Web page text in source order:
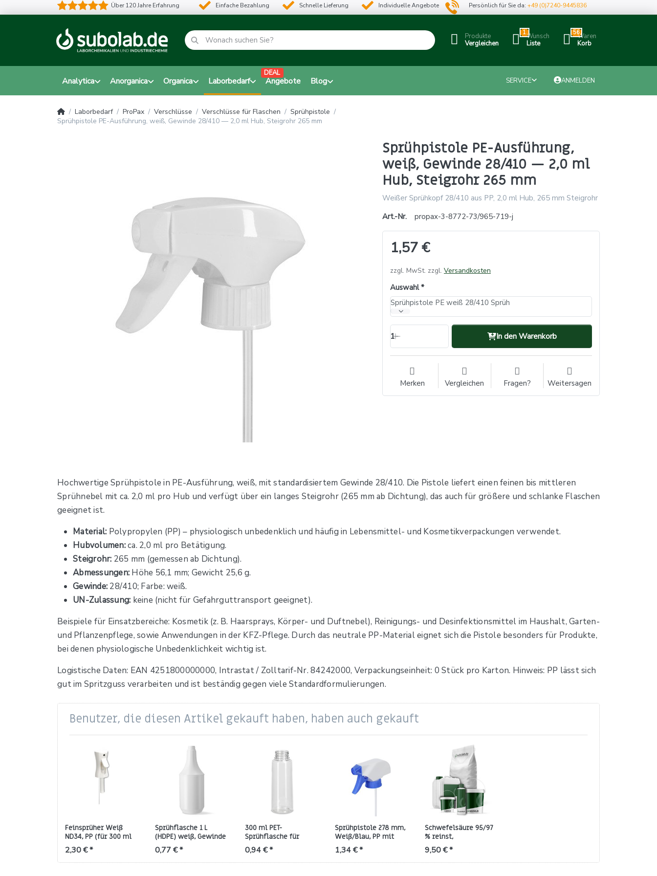
Über 120 Jahre Erfahrung Einfache Bezahlung Schnelle Lieferung Individuelle Angebote Persönlich für Sie da:+49 (0)7240-9445836
Produkte
Vergleichen
1Wunsch
Liste
56Waren
Korb
Analytica Anorganica Organica Laborbedarf Angebote
DEAL
Blog SERVICE ANMELDEN
Laborbedarf ProPax Verschlüsse Verschlüsse für Flaschen
Sprühpistole
Sprühpistole PE-Ausführung, weiß, Gewinde 28/410 — 2,0 ml Hub, Steigrohr 265 mm
Sprühpistole PE-Ausführung,
weiß, Gewinde 28/410 — 2,0 ml
Hub, Steigrohr 265 mm
Weißer Sprühkopf 28/410 aus PP, 2,0 ml Hub, 265 mm Steigrohr
Art.-Nr.
propax-3-8772-73/965-719-j
1,57 €
zzgl. MwSt. zzgl. Versandkosten
Auswahl
Sprühpistole PE weiß 28/410 Sprüh
1 In den Warenkorb
Merken Vergleichen Fragen? Weitersagen
Hochwertige Sprühpistole in PE-Ausführung, weiß, mit standardisiertem Gewinde 28/410. Die Pistole liefert einen feinen bis mittleren
Sprühnebel mit ca. 2,0 ml pro Hub und verfügt über ein langes Steigrohr (265 mm ab Dichtung), das auch für größere und schlanke Flaschen
geeignet ist.
Material: Polypropylen (PP) – physiologisch unbedenklich und häufig in Lebensmittel- und Kosmetikverpackungen verwendet.
Hubvolumen:ca. 2,0 ml pro Betätigung.
Steigrohr: 265 mm (gemessen ab Dichtung).
Abmessungen: Höhe 56,1 mm; Gewicht 25,6 g.
Gewinde: 28/410; Farbe: weiß.
UN-Zulassung: keine (nicht für Gefahrguttransport geeignet).
Beispiele für Einsatzbereiche: Kosmetik (z. B. Haarsprays, Körper- und Duftnebel), Reinigungs- und Desinfektionsmittel im Haushalt, Garten-
und Pflanzenpflege, sowie Anwendungen in der KFZ-Pflege. Durch das neutrale PP-Material eignet sich die Pistole besonders für Produkte,
bei denen physiologische Unbedenklichkeit wichtig ist.
Logistische Daten: EAN 4251800000000, Intrastat / Zolltarif-Nr. 84242000, Verpackungseinheit: 0 Stück pro Karton. Hinweis: PP lässt sich
gut im Spritzguss verarbeiten und ist beständig gegen viele Standardformulierungen.
Benutzer, die diesen Artikel gekauft haben, haben auch gekauft
Feinsprüher Weiß
ND34, PP (für 300 ml
Flaschen)
2,30 € *
Sprühflasche 1 L
(HDPE) weiß, Gewinde
28/410 mit
Rückstellsicherung
0,77 € *
300 ml PET-
Sprühflasche für
Feinsprühsysteme,
natur (ND34)
0,94 € *
Sprühpistole 278 mm,
Weiß/Blau, PP mit
ND28-Gewinde (APTP)
1,34 € *
Schwefelsäure 95/97
% reinst,
gewerbepflichtig
9,50 € *